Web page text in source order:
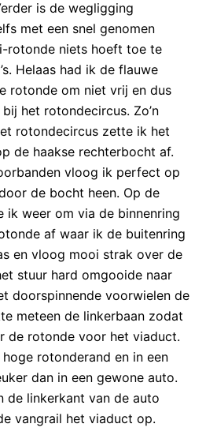
is de wegligging
met een snel genomen
rotonde niets hoeft toe te
Helaas had ik de flauwe
rotonde om niet vrij en dus
het rotondecircus. Zo’n
rotondecircus zette ik het
de haakse rechterbocht af.
vloog ik perfect op
de bocht heen. Op de
ik weer om via de binnenring
af waar ik de buitenring
en vloog mooi strak over de
stuur hard omgooide naar
doorspinnende voorwielen de
meteen de linkerbaan zodat
de rotonde voor het viaduct.
rotonderand en in een
dan in een gewone auto.
de linkerkant van de auto
vangrail het viaduct op.